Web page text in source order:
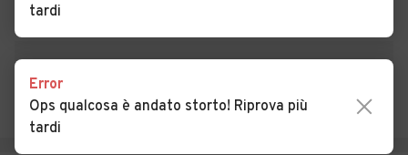
Auto usate San Vittore del
Lazio
sul Garigliano
Garigliano
Auto usate Sant'Elia
tardi
Error
Ops qualcosa è andato storto! Riprova più
tardi